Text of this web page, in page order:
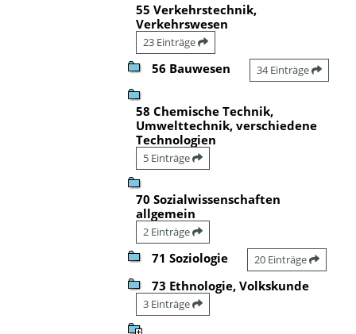
55 Verkehrstechnik,
Verkehrswesen
23 Einträge
56 Bauwesen 34 Einträge
58 Chemische Technik,
Umwelttechnik, verschiedene
Technologien
5 Einträge
70 Sozialwissenschaften
allgemein
2 Einträge
71 Soziologie 20 Einträge
73 Ethnologie, Volkskunde
3 Einträge